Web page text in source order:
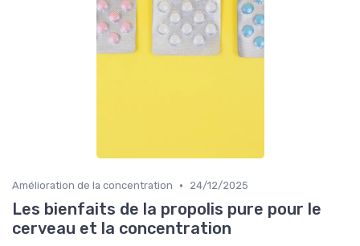
Amélioration de la concentration • 24/12/2025
Les bienfaits de la propolis pure pour le
cerveau et la concentration